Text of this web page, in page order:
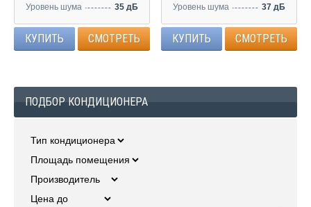
Уровень шума
35 дБ
КУПИТЬ СМОТРЕТЬ
Уровень шума
37 дБ
КУПИТЬ СМОТРЕТЬ
ПОДБОР КОНДИЦИОНЕРА